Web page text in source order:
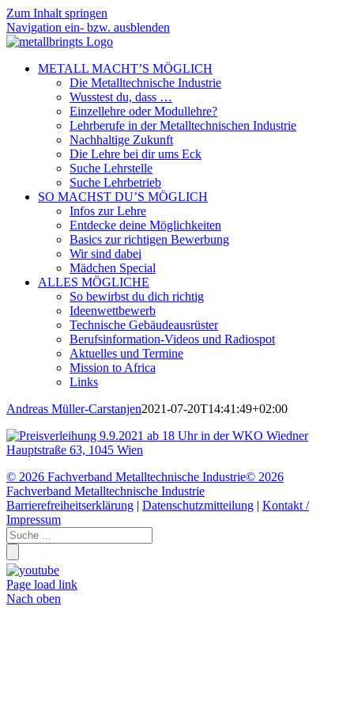
Zum Inhalt springen
Navigation ein- bzw. ausblenden
METALL MACHT’S MÖGLICH
Die Metalltechnische Industrie
Wusstest du, dass …
Einzellehre oder Modullehre?
Lehrberufe in der Metalltechnischen Industrie
Nachhaltige Zukunft
Die Lehre bei dir ums Eck
Suche Lehrstelle
Suche Lehrbetrieb
SO MACHST DU’S MÖGLICH
Infos zur Lehre
Entdecke deine Möglichkeiten
Basics zur richtigen Bewerbung
Wir sind dabei
Mädchen Special
ALLES MÖGLICHE
So bewirbst du dich richtig
Ideenwettbewerb
Technische Gebäudeausrüster
Berufsinformation-Videos und Radiospot
Aktuelles und Termine
Mission to Africa
Links
Andreas Müller-Carstanjen2021-07-20T14:41:49+02:00
© 2026 Fachverband Metalltechnische Industrie© 2026
Fachverband Metalltechnische Industrie
Barrierefreiheitserklärung | Datenschutzmitteilung | Kontakt /
Impressum
Page load link
Nach oben